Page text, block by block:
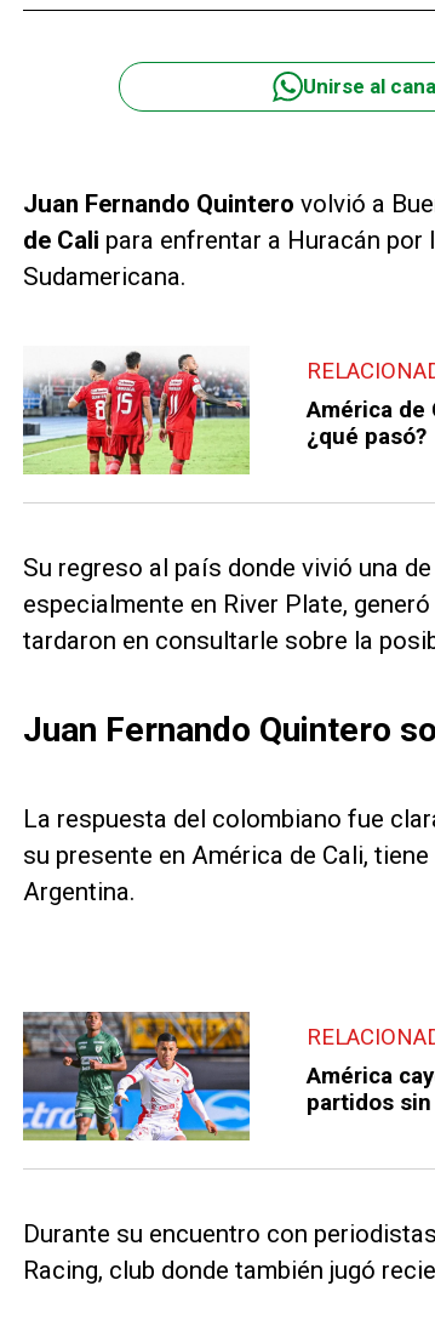
Unirse al
Juan Fernando Quintero volvió a
de Cali para enfrentar a Huracán por
Sudamericana.
América de
¿qué pasó?
Su regreso al país donde vivió una
especialmente en River Plate,
tardaron en consultarle sobre la
Juan Fernando Quintero
La respuesta del colombiano fue
su presente en América de Cali,
Argentina.
América
partidos
Durante su encuentro con
Racing, club donde también jugó